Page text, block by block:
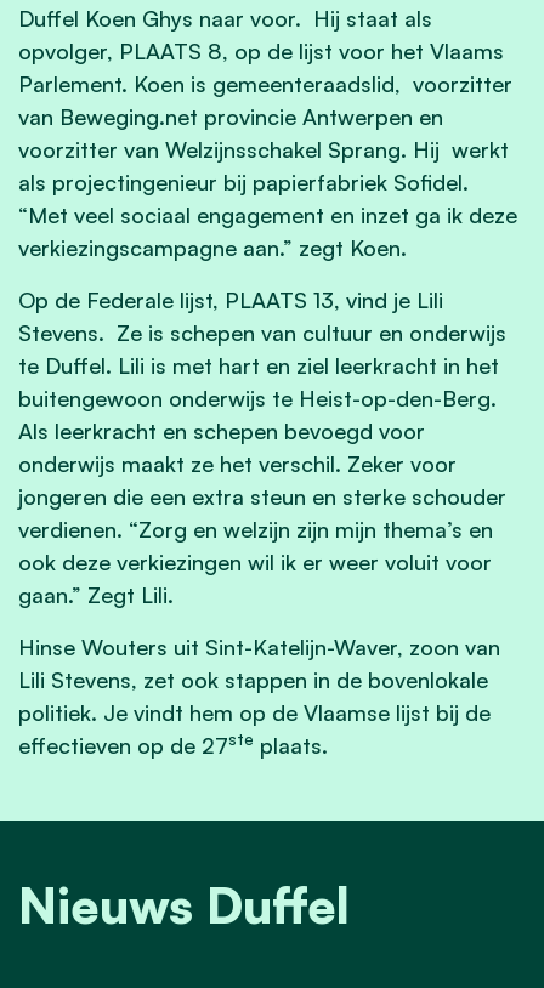
Duffel Koen Ghys naar voor. Hij staat als
opvolger, PLAATS 8, op de lijst voor het Vlaams
Parlement. Koen is gemeenteraadslid, voorzitter
van Beweging.net provincie Antwerpen en
voorzitter van Welzijnsschakel Sprang. Hij werkt
als projectingenieur bij papierfabriek Sofidel.
“Met veel sociaal engagement en inzet ga ik deze
verkiezingscampagne aan.” zegt Koen.
Op de Federale lijst, PLAATS 13, vind je Lili
Stevens. Ze is schepen van cultuur en onderwijs
te Duffel. Lili is met hart en ziel leerkracht in het
buitengewoon onderwijs te Heist-op-den-Berg.
Als leerkracht en schepen bevoegd voor
onderwijs maakt ze het verschil. Zeker voor
jongeren die een extra steun en sterke schouder
verdienen. “Zorg en welzijn zijn mijn thema’s en
ook deze verkiezingen wil ik er weer voluit voor
gaan.” Zegt Lili.
Hinse Wouters uit Sint-Katelijn-Waver, zoon van
Lili Stevens, zet ook stappen in de bovenlokale
politiek. Je vindt hem op de Vlaamse lijst bij de
effectieven op de 27ste plaats.
Nieuws Duffel